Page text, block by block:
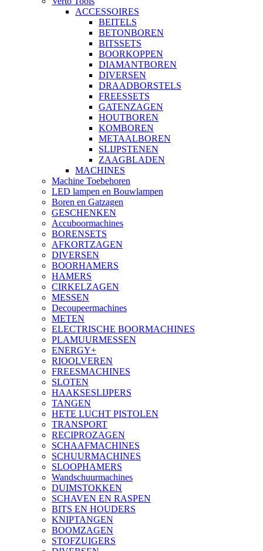
ACCESSOIRES
BEITELS
BETONBOREN
BITSSETS
BOORKOPPEN
DIAMANTBOREN
DIVERSEN
DRAADBORSTELS
FREESSETS
GATENZAGEN
HOUTBOREN
KOMBOREN
METAALBOREN
SLIJPSTENEN
ZAAGBLADEN
MACHINES
Machine Toebehoren
LED lampen en Bouwlampen
Boren en Gatzagen
GESCHENKEN
Accuboormachines
BORENSETS
AFKORTZAGEN
DIVERSEN
BOORHAMERS
HAMERS
CIRKELZAGEN
MESSEN
Decoupeermachines
METEN
ELECTRISCHE BOORMACHINES
PLAMUURMESSEN
ENERGY+
RIOOLVEREN
FREESMACHINES
SLOTEN
HAAKSESLIJPERS
TANGEN
HETE LUCHT PISTOLEN
TRANSPORT
RECIPROZAGEN
SCHAAFMACHINES
SCHUURMACHINES
SLOOPHAMERS
Wandschuurmachines
DUIMSTOKKEN
SCHAVEN EN RASPEN
BITS EN HOUDERS
KNIPTANGEN
BOOMZAGEN
STOFZUIGERS